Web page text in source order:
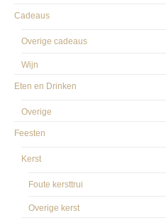
Cadeaus
Overige cadeaus
Wijn
Eten en Drinken
Overige
Feesten
Kerst
Foute kersttrui
Overige kerst